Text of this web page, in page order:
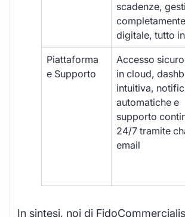
scadenze,
completamente
digitale, tutto
Piattaforma
e Supporto
Accesso
in cloud,
intuitiva,
automatiche e
supporto
24/7 tramite
email
In sintesi, noi di